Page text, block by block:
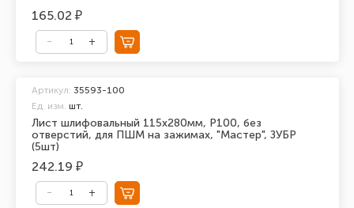
165.02 ₽
Лист шлифовальный 115х280мм, Р100, без
отверстий, для ПШМ на зажимах, "Мастер", ЗУБР
(5шт)
Артикул: 35593-100
Ед. изм. шт.
242.19 ₽